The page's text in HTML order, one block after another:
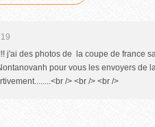
j'ai des photos de la coupe de france
pour vous les envoyers de
/> <br /> <br />